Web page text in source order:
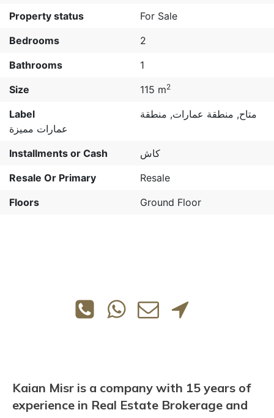
Property status
For Sale
Bedrooms
2
Bathrooms
1
Size
115 m2
Label متاح, منطقة عمارات, منطقة
عمارات مميزة
Installments or Cash
كاش
Resale Or Primary
Resale
Floors
Ground Floor
Kaian Misr is a company with 15 years of
experience in Real Estate Brokerage and